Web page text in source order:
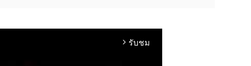
arrow_forward_ios รับชม